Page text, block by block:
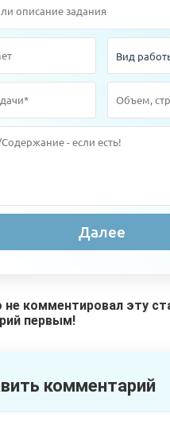
не комментировал эту
первым!
комментарий